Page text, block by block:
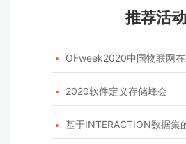
推荐活动
 OFweek2020中国物联网
 2020软件定义存储峰会
 基于INTERACTION数据集的自动